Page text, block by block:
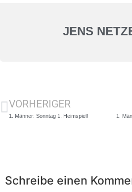
JENS
VORHERIGER
1. Männer: Sonntag 1. Heimspiel! 1.
Schreibe einen